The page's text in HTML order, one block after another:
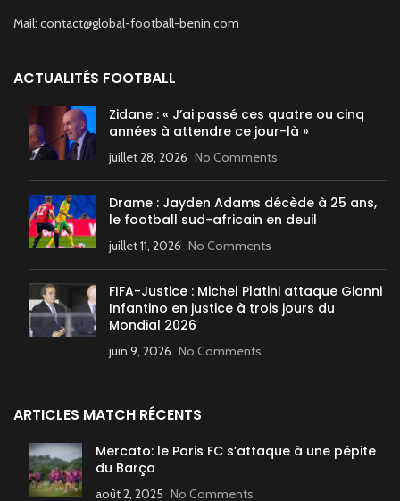
Mail: contact@global-football-benin.com
ACTUALITÉS FOOTBALL
Zidane : « J’ai passé ces quatre ou cinq
années à attendre ce jour-là »
juillet 28, 2026 No Comments
Drame : Jayden Adams décède à 25 ans,
le football sud-africain en deuil
juillet 11, 2026 No Comments
FIFA-Justice : Michel Platini attaque Gianni
Infantino en justice à trois jours du
Mondial 2026
juin 9, 2026 No Comments
ARTICLES MATCH RÉCENTS
Mercato: le Paris FC s’attaque à une pépite
du Barça
août 2, 2025 No Comments